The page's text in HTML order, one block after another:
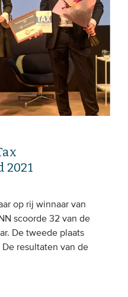
2021
op rij winnaar van
scoorde 32 van de
De tweede plaats
De resultaten van de